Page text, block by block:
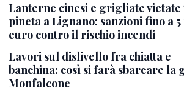
Lanterne cinesi e grigliate vietate
pineta a Lignano: sanzioni fino a
euro contro il rischio incendi
Lavori sul dislivello fra chiatta e
banchina: così si farà sbarcare la
Monfalcone